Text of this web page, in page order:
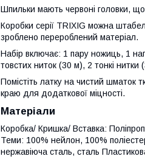
Шпильки мають червоні головки,
Коробки серії TRIXIG можна
зроблено перероблений матеріал.
Набір включає: 1 пару ножиць, 1
товстих ниток (30 м), 2 тонкі
Помістіть латку на чистий шматок
краю для додаткової міцності.
Матеріали
Коробка/ Кришка/ Вставка:
Теми: 100% нейлон, 100%
нержавіюча сталь, сталь